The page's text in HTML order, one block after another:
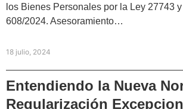
los Bienes Personales por la Ley 27743
608/2024. Asesoramiento…
18 julio, 2024
Entendiendo la Nueva
Regularización